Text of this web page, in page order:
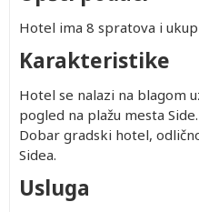
Hotel ima 8 spratova i
Karakteristike
Hotel se nalazi na blagom
pogled na plažu mesta
Dobar gradski hotel,
Sidea.
Usluga